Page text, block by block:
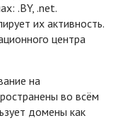
.BY, .net.
их активность.
центра
на
во всём
домены как